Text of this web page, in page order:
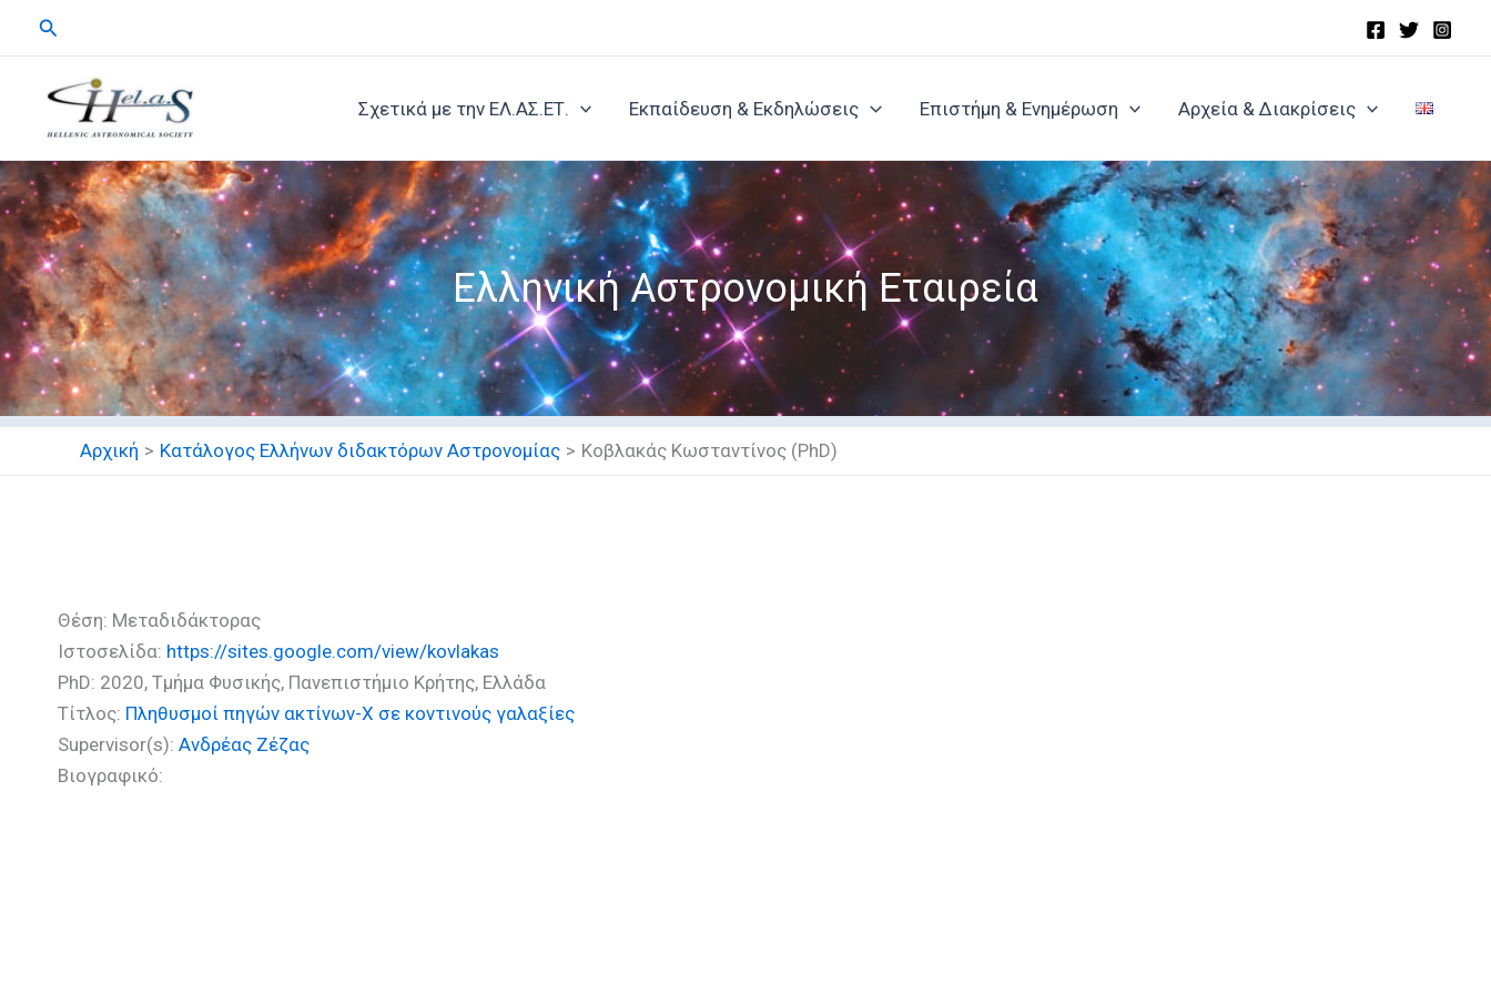
Μετάβαση
περιεχόμενο
Αναζήτηση
Σχετικά με την ΕΛ.ΑΣ.ΕΤ. Εκπαίδευση & Εκδηλώσεις Επιστήμη & Ενημέρωση Αρχεία & Διακρίσεις
Ελληνική Αστρονομική Εταιρεία
Αρχική Κατάλογος Ελλήνων διδακτόρων Αστρονομίας Κοβλακάς Κωσταντίνος (PhD)
Θέση: Μεταδιδάκτορας
Ιστοσελίδα: https://sites.google.com/view/kovlakas
PhD: 2020, Τμήμα Φυσικής, Πανεπιστήμιο Κρήτης, Ελλάδα
Τίτλος: Πληθυσμοί πηγών ακτίνων-Χ σε κοντινούς γαλαξίες
Supervisor(s): Ανδρέας Ζέζας
Βιογραφικό: